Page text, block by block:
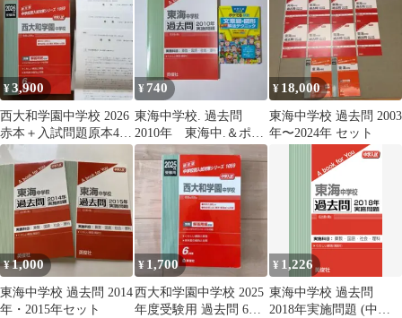
¥3,900
西大和学園中学校 2026
赤本＋入試問題原本4科
東京・東海会場 過去問
¥ 740
東海中学校. 過去問
2010年 東海中.＆ポケ
でる算数 文章題・
図形
¥ 18,000
東海中学校 過去問 2003
年〜2024年 セット
¥1,000
東海中学校 過去問 2014
年・2015年セット
¥ 1,700
西大和学園中学校 2025
年度受験用 過去問 6か
¥ 1,226
東海中学校 過去問
2018年実施問題 (中学